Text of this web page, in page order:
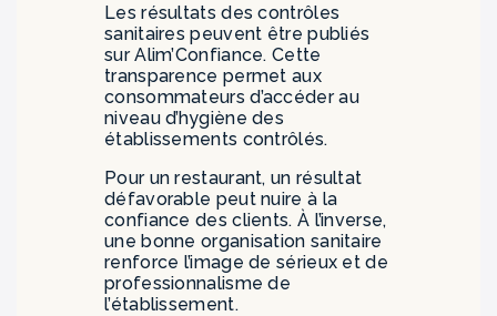
Les résultats des contrôles
sanitaires peuvent être publiés
sur Alim’Confiance. Cette
transparence permet aux
consommateurs d’accéder au
niveau d’hygiène des
établissements contrôlés.
Pour un restaurant, un résultat
défavorable peut nuire à la
confiance des clients. À l’inverse,
une bonne organisation sanitaire
renforce l’image de sérieux et de
professionnalisme de
l’établissement.